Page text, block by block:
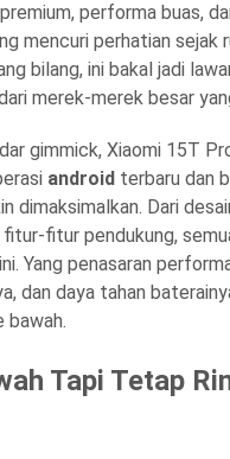
performa buas,
mencuri perhatian sejak
bilang, ini bakal jadi
merek-merek besar
gimmick, Xiaomi 15T
android terbaru dan
dimaksimalkan. Dari
fitur pendukung,
Yang penasaran
dan daya tahan
bawah.
Tapi Tetap